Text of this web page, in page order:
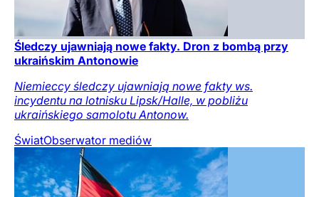
Śledczy ujawniają nowe fakty. Dron z bombą przy
ukraińskim Antonowie
Niemieccy śledczy ujawniają nowe fakty ws.
incydentu na lotnisku Lipsk/Halle, w pobliżu
ukraińskiego samolotu Antonow.
ŚwiatObserwator mediów